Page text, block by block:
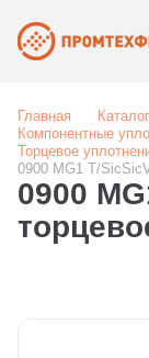
Главная Каталог
Компонентные
Торцевое
0900 MG1 T/
0900